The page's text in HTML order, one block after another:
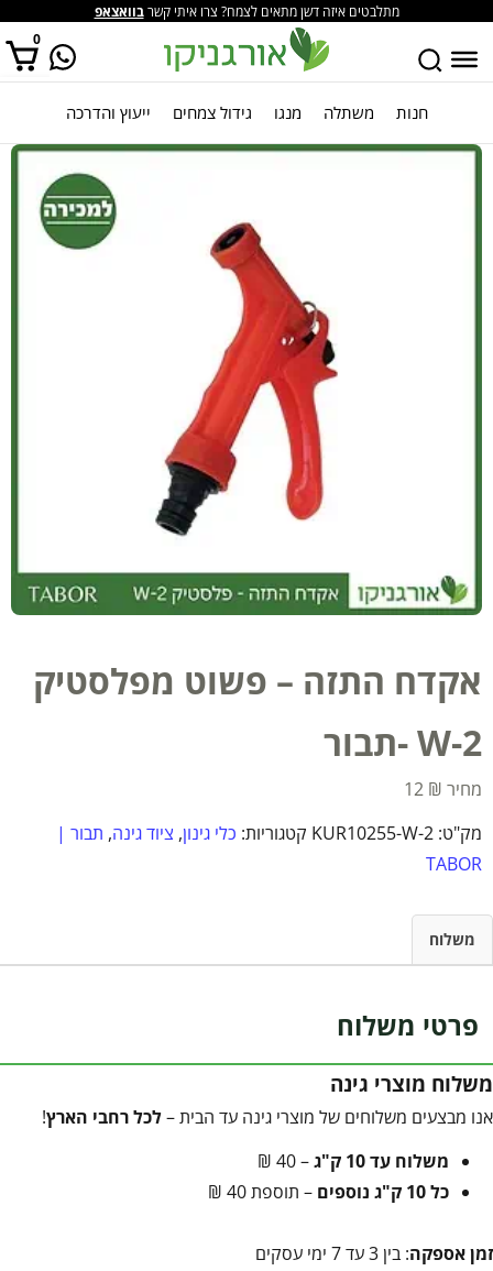
מתלבטים איזה דשן מתאים לצמח? צרו איתי קשרבוואצאפ
0
אין מוצרים בסל הקניות. חנות משתלה מנגו גידול צמחים ייעוץ והדרכה
אקדח התזה – פשוט מפלסטיק
W-2 -תבור
12 ₪
מק"ט: KUR10255-W-2 קטגוריות: כלי גינון, ציוד גינה, תבור |
TABOR
משלוח
פרטי משלוח
משלוח מוצרי גינה
אנו מבצעים משלוחים של מוצרי גינה עד הבית –לכל רחבי הארץ!
משלוח עד 10 ק"ג
– 40 ₪
כל 10 ק"ג נוספים
– תוספת 40 ₪
זמן אספקה: בין 3 עד 7 ימי עסקים